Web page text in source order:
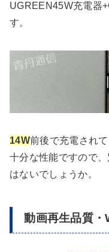
UGREEN45W充電器
す。
14W前後で充電されて
十分な性能ですので
はないでしょうか。
動画再生品質